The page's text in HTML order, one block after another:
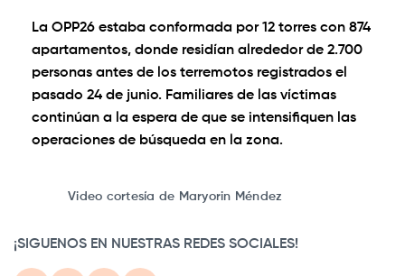
La OPP26 estaba conformada por 12 torres con 874
apartamentos, donde residían alrededor de 2.700
personas antes de los terremotos registrados el
pasado 24 de junio. Familiares de las víctimas
continúan a la espera de que se intensifiquen las
operaciones de búsqueda en la zona.
0:00 / 5:29 1×
Video cortesía de Maryorin Méndez
¡SIGUENOS EN NUESTRAS REDES SOCIALES!